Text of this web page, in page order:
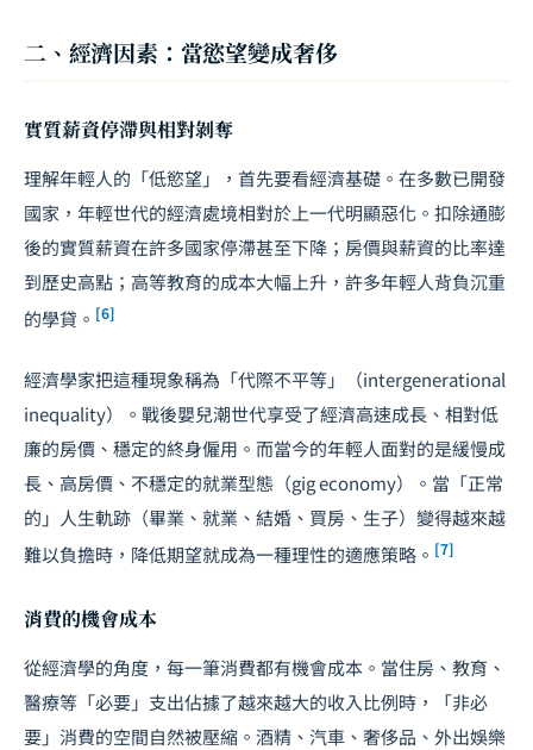
二、經濟因素：當慾望變成奢侈
實質薪資停滯與相對剝奪
理解年輕人的「低慾望」，首先要看經濟基礎。在多數已開發
國家，年輕世代的經濟處境相對於上一代明顯惡化。扣除通膨
後的實質薪資在許多國家停滯甚至下降；房價與薪資的比率達
到歷史高點； 高等教育的成本大幅上升，許多年輕人背負沉重
的學貸。 [6]
經濟學家把這種現象稱為「代際不平等」（intergenerational
inequality）。戰後嬰兒潮世代享受了經濟高速成長、相對低
廉的房價、穩定的終身僱用。而當今的年輕人面對的是緩慢成
長、高房價、不穩定的就業型態（gig economy）。當「正常
的」人生軌跡（畢業、就業、結婚、買房、生子）變得越來越
難以負擔時，降低期望就成為一種理性的適應策略。 [7]
消費的機會成本
從經濟學的角度，每一筆消費都有機會成本。當住房、教育、
醫療等「必要」支出佔據了越來越大的收入比例時，「非必
要」消費的空間自然被壓縮。酒精、汽車、奢侈品、外出娛樂